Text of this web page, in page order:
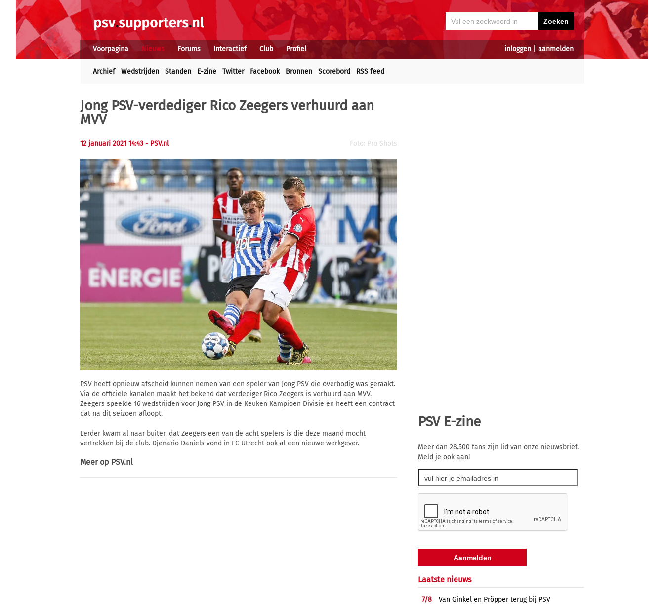
inloggen| aanmelden
Voorpagina Nieuws Forums Interactief Club Profiel
Archief Wedstrijden Standen E-zine Twitter Facebook Bronnen Scorebord RSS feed
Jong PSV-verdediger Rico Zeegers verhuurd aan
MVV
12 januari 2021 14:43 - PSV.nl Foto: Pro Shots
PSV heeft opnieuw afscheid kunnen nemen van een speler van Jong PSV die overbodig was geraakt.
Via de officiële kanalen maakt het bekend dat verdediger Rico Zeegers is verhuurd aan MVV.
Zeegers speelde 16 wedstrijden voor Jong PSV in de Keuken Kampioen Divisie en heeft een contract
dat na dit seizoen afloopt.
Eerder kwam al naar buiten dat Zeegers een van de acht spelers is die deze maand mocht
vertrekken bij de club. Djenario Daniels vond in FC Utrecht ook al een nieuwe werkgever.
Meer op PSV.nl
PSV E-zine
Meer dan 28.500 fans zijn lid van onze nieuwsbrief.
Meld je ook aan!
Laatste nieuws
7/8
Van Ginkel en Pröpper terug bij PSV